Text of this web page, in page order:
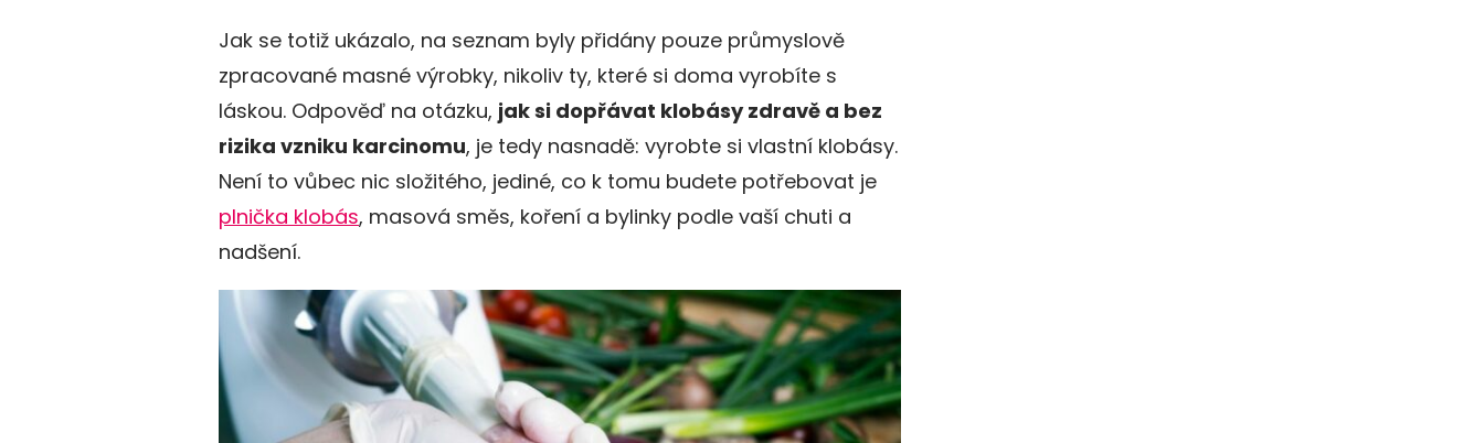
Jak se totiž ukázalo, na seznam byly přidány pouze průmyslově
zpracované masné výrobky, nikoliv ty, které si doma vyrobíte s
láskou. Odpověď na otázku, jak si dopřávat klobásy zdravě a bez
rizika vzniku karcinomu, je tedy nasnadě: vyrobte si vlastní klobásy.
Není to vůbec nic složitého, jediné, co k tomu budete potřebovat je
plnička klobás, masová směs, koření a bylinky podle vaší chuti a
nadšení.